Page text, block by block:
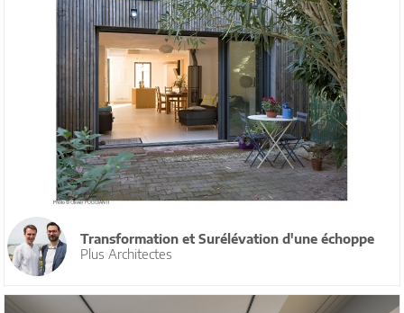
Transformation et Surélévation d'une échoppe
Plus Architectes